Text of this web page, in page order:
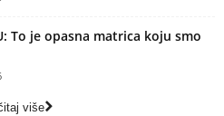
To je opasna matrica koju smo
više